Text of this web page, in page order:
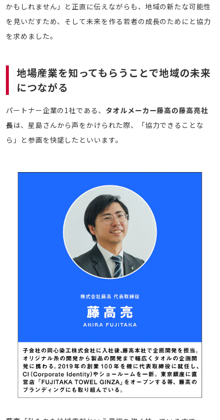
かもしれません」と正直に伝えながらも、地域の新たな可能性
を見いだすため、そして未来を作る若者の成長のためにと協力
を求めました。
地場産業を知ってもらうことで地域の未来
につながる
パートナー企業の1社である、 タオルメーカー藤高の藤高亮社
長は、星島さんから声をかけられた際、「協力できることな
ら」と参画を快諾したといいます。